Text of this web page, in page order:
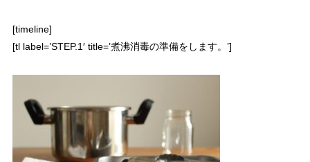
[timeline]
[tl label=’STEP.1′ title=’煮沸消毒の準備をします。’]